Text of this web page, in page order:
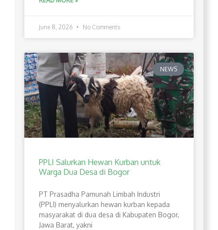
June 8, 2026 No Comments
NEWS
PPLI Salurkan Hewan Kurban untuk
Warga Dua Desa di Bogor
PT Prasadha Pamunah Limbah Industri
(PPLI) menyalurkan hewan kurban kepada
masyarakat di dua desa di Kabupaten Bogor,
Jawa Barat, yakni